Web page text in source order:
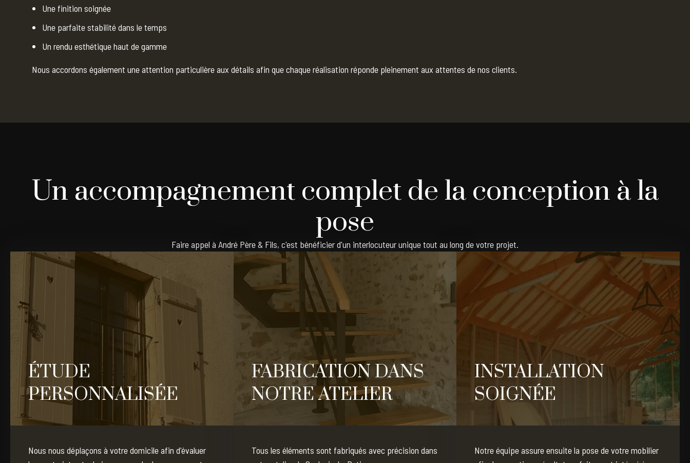
Une finition soignée
Une parfaite stabilité dans le temps
Un rendu esthétique haut de gamme
Nous accordons également une attention particulière aux détails afin que chaque réalisation réponde pleinement aux attentes de nos clients.
Un accompagnement complet de la conception à la
pose
Faire appel à André Père & Fils, c'est bénéficier d'un interlocuteur unique tout au long de votre projet.
ÉTUDE
PERSONNALISÉE
Nous nous déplaçons à votre domicile afin d'évaluer
FABRICATION DANS
NOTRE ATELIER
Tous les éléments sont fabriqués avec précision dans
INSTALLATION
SOIGNÉE
Notre équipe assure ensuite la pose de votre mobilier